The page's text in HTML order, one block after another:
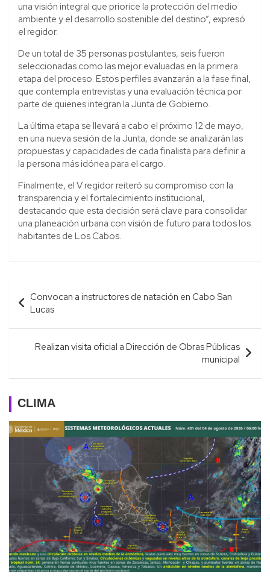
una visión integral que priorice la protección del medio
ambiente y el desarrollo sostenible del destino”, expresó
el regidor.
De un total de 35 personas postulantes, seis fueron
seleccionadas como las mejor evaluadas en la primera
etapa del proceso. Estos perfiles avanzarán a la fase final,
que contempla entrevistas y una evaluación técnica por
parte de quienes integran la Junta de Gobierno.
La última etapa se llevará a cabo el próximo 12 de mayo,
en una nueva sesión de la Junta, donde se analizarán las
propuestas y capacidades de cada finalista para definir a
la persona más idónea para el cargo.
Finalmente, el V regidor reiteró su compromiso con la
transparencia y el fortalecimiento institucional,
destacando que esta decisión será clave para consolidar
una planeación urbana con visión de futuro para todos los
habitantes de Los Cabos.
Navegación
de
entradas
Convocan a instructores de natación en Cabo San
Lucas
Realizan visita oficial a Dirección de Obras Públicas
municipal
CLIMA